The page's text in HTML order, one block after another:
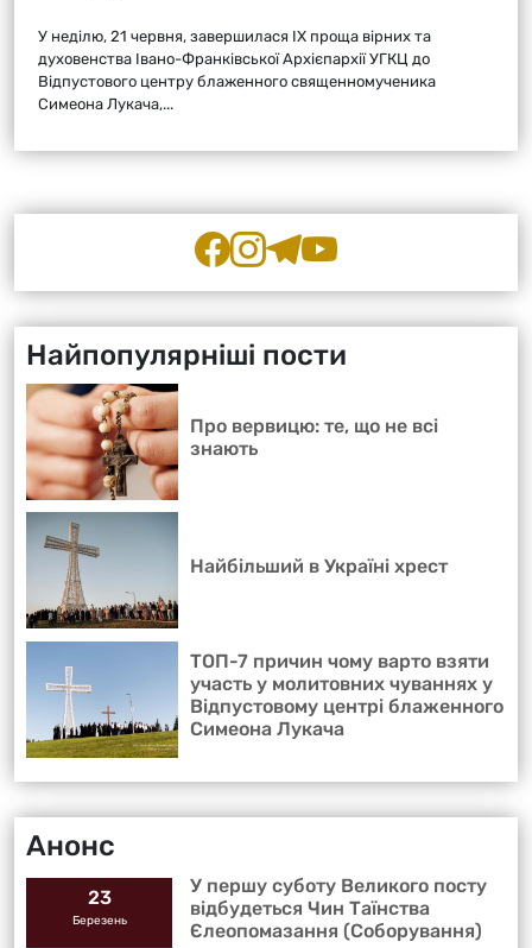
У неділю, 21 червня, завершилася ІХ проща вірних та
духовенства Івано-Франківської Архієпархії УГКЦ до
Відпустового центру блаженного священномученика
Симеона Лукача,...
Найпопулярніші пости
Про вервицю: те, що не всі
знають
Найбільший в Україні хрест
ТОП-7 причин чому варто взяти
участь у молитовних чуваннях у
Відпустовому центрі блаженного
Симеона Лукача
Анонс
23
Березень
У першу суботу Великого посту
відбудеться Чин Таїнства
Єлеопомазання (Соборування)